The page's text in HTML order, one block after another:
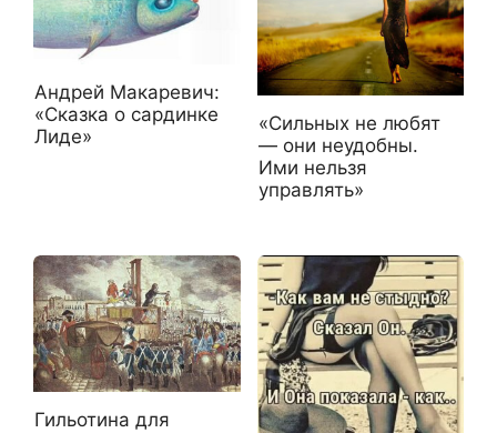
Андрей Макаревич:
«Сказка о сардинке
Лиде»
«Сильных не любят
— они неудобны.
Ими нельзя
управлять»
Гильотина для